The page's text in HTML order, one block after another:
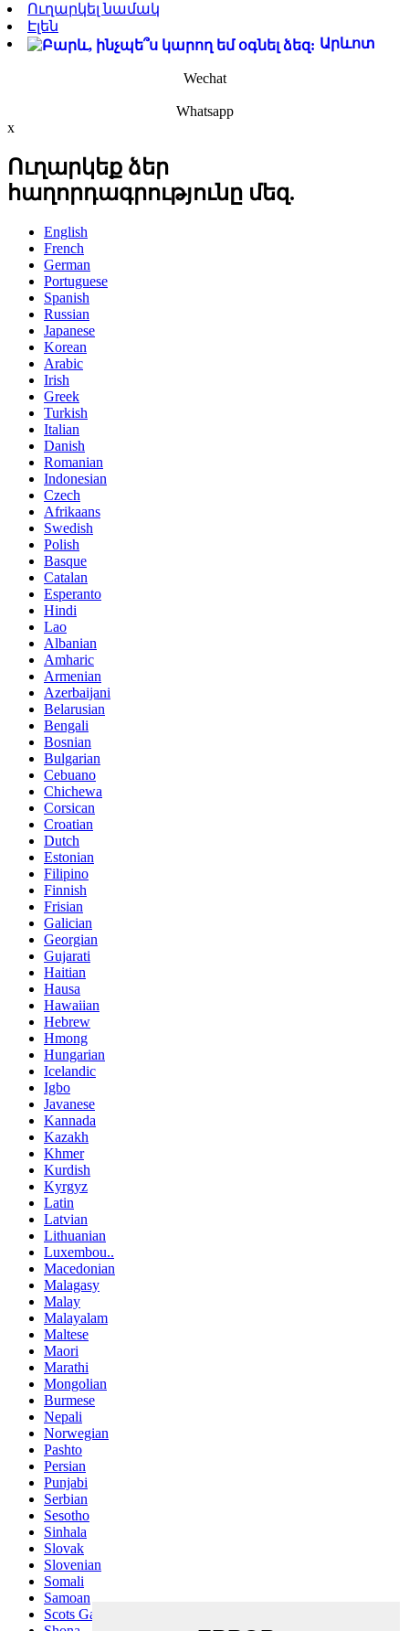
Ուղարկել նամակ
Էլեն
Արևոտ
Wechat
Whatsapp
x
Ուղարկեք ձեր
հաղորդագրությունը մեզ.
English
French
German
Portuguese
Spanish
Russian
Japanese
Korean
Arabic
Irish
Greek
Turkish
Italian
Danish
Romanian
Indonesian
Czech
Afrikaans
Swedish
Polish
Basque
Catalan
Esperanto
Hindi
Lao
Albanian
Amharic
Armenian
Azerbaijani
Belarusian
Bengali
Bosnian
Bulgarian
Cebuano
Chichewa
Corsican
Croatian
Dutch
Estonian
Filipino
Finnish
Frisian
Galician
Georgian
Gujarati
Haitian
Hausa
Hawaiian
Hebrew
Hmong
Hungarian
Icelandic
Igbo
Javanese
Kannada
Kazakh
Khmer
Kurdish
Kyrgyz
Latin
Latvian
Lithuanian
Luxembou..
Macedonian
Malagasy
Malay
Malayalam
Maltese
Maori
Marathi
Mongolian
Burmese
Nepali
Norwegian
Pashto
Persian
Punjabi
Serbian
Sesotho
Sinhala
Slovak
Slovenian
Somali
Samoan
Scots Gaelic